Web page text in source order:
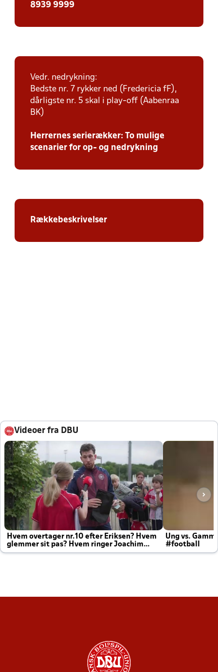
8939 9999
Vedr. nedrykning:
Bedste nr. 7 rykker ned (Fredericia fF),
dårligste nr. 5 skal i play-off (Aabenraa
BK)
Herrernes serierækker: To mulige
scenarier for op- og nedrykning
Rækkebeskrivelser
Videoer fra DBU
Hvem overtager nr.10 efter Eriksen? Hvem
glemmer sit pas? Hvem ringer Joachim
altid til efter kampe?
Ung vs.
#football